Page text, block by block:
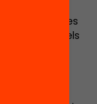
ha rebut
per part de les
al llarg dels
seva la